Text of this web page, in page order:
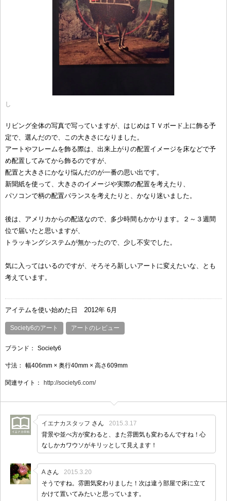
し
リビング全体の写真で写っていますが、はじめはＴＶボード上に飾る予
定で、選んだので、この大きさになりました。
アートやフレームを飾る際は、出来上がりの配置イメージを床などで予
め配置してみてから飾るのですが、
配置と大きさにかなり悩んだのが一番の思い出です。
新聞紙を使って、大きさのイメージや実際の配置を考えたり、
パソコンで柄の配置バランスを考えたりと、かなり迷いました。
後は、アメリカからの配送なので、多少時間もかかります。２～３週間
位で届いたと思いますが、
トラッキングシステムが無かったので、少し不安でした。
気に入ってはいるのですが、そろそろ新しいアートに変えたいな、とも
考えています。
アイテムを使い始めた日 2012年 6月
Society6のアート アートのレビュー
ブランド： Society6
寸法： 幅406mm × 奥行40mm × 高さ609mm
関連サイト： http://society6.com/
イエナカスタッフ さん
2015.3.17
背景や並べ方が変わると、また雰囲気も変わるんですね！心
なしかカワウソがキリッとして見えます！
Aさん
2015.3.20
そうですね。雰囲気変わりました！次は違う部屋で床に立て
かけて置いてみたいと思っています。